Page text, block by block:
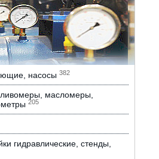
насосы 382
масломеры,
205
гидравлические, стенды,